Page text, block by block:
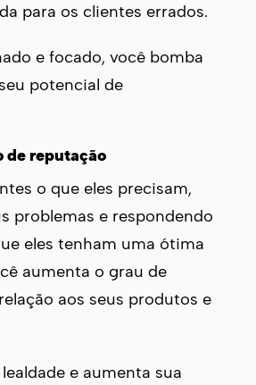
para os clientes errados.
e focado, você bomba
potencial de
de reputação
o que eles precisam,
problemas e respondendo
eles tenham uma ótima
aumenta o grau de
aos seus produtos e
e aumenta sua